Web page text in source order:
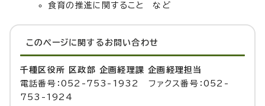
食育の推進に関すること など
このページに関する お問い合わせ
千種区役所 区政部 企画経理課 企画経理担当
電話番号：052-753-1932 ファクス番号：052-
753-1924